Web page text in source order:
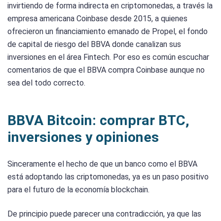
invirtiendo de forma indirecta en criptomonedas, a través la
empresa americana Coinbase desde 2015, a quienes
ofrecieron un financiamiento emanado de Propel, el fondo
de capital de riesgo del BBVA donde canalizan sus
inversiones en el área Fintech. Por eso es común escuchar
comentarios de que el BBVA compra Coinbase aunque no
sea del todo correcto.
BBVA Bitcoin: comprar BTC,
inversiones y opiniones
Sinceramente el hecho de que un banco como el BBVA
está adoptando las criptomonedas, ya es un paso positivo
para el futuro de la economía blockchain.
De principio puede parecer una contradicción, ya que las